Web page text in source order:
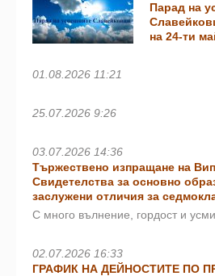
Парад на
на 24-ти
01.08.2026 11:21
25.07.2026 9:26
03.07.2026 14:36
Тържествено изпращане на
Свидетелства за основно
заслужени отличия за
С много вълнение, гордост и
02.07.2026 16:33
ГРАФИК НА ДЕЙНОСТИТЕ ПО